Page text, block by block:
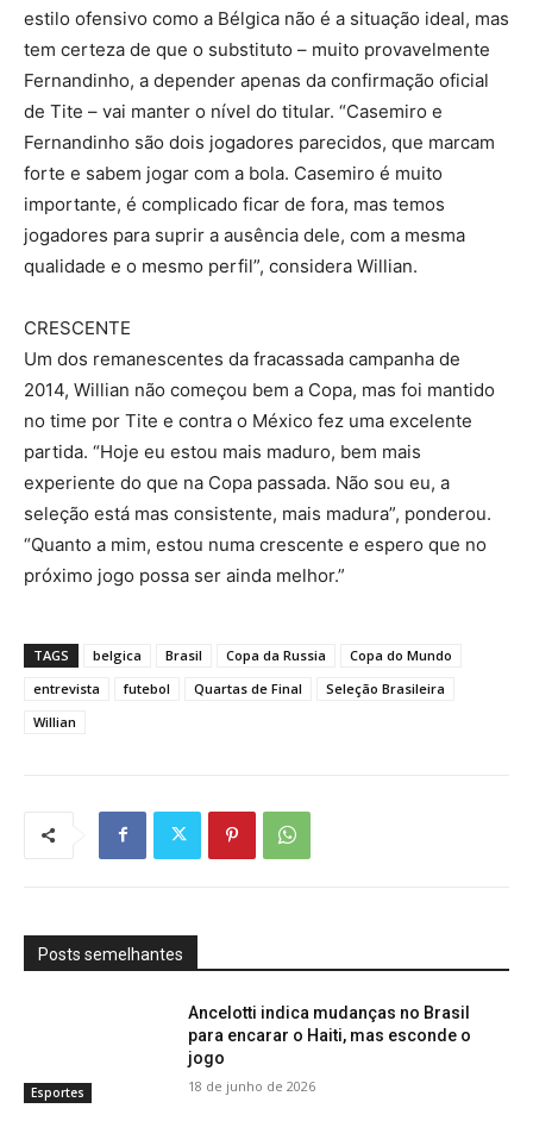
estilo ofensivo como a Bélgica não é a situação ideal, mas
tem certeza de que o substituto – muito provavelmente
Fernandinho, a depender apenas da confirmação oficial
de Tite – vai manter o nível do titular. “Casemiro e
Fernandinho são dois jogadores parecidos, que marcam
forte e sabem jogar com a bola. Casemiro é muito
importante, é complicado ficar de fora, mas temos
jogadores para suprir a ausência dele, com a mesma
qualidade e o mesmo perfil”, considera Willian.
CRESCENTE
Um dos remanescentes da fracassada campanha de
2014, Willian não começou bem a Copa, mas foi mantido
no time por Tite e contra o México fez uma excelente
partida. “Hoje eu estou mais maduro, bem mais
experiente do que na Copa passada. Não sou eu, a
seleção está mas consistente, mais madura”, ponderou.
“Quanto a mim, estou numa crescente e espero que no
próximo jogo possa ser ainda melhor.”
TAGS belgica Brasil Copa da Russia
Copa do Mundo
entrevista
futebol Quartas de Final
Seleção Brasileira
Willian
Posts semelhantes
Esportes
Ancelotti indica mudanças no Brasil
para encarar o Haiti, mas esconde o
jogo
18 de junho de 2026